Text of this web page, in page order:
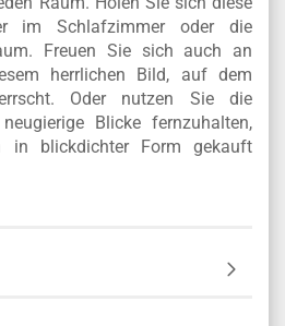
im Schlafzimmer oder die
Freuen Sie sich auch an
herrlichen Bild, auf dem
Oder nutzen Sie die
Blicke fernzuhalten,
in blickdichter Form gekauft